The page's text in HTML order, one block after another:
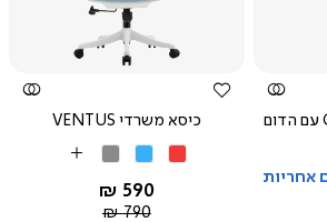
צפייה
מהירה
כיסא משרדי VENTUS
לבן
אפור
More
Colors
החל מ-
590 ₪
מחיר
790 ₪